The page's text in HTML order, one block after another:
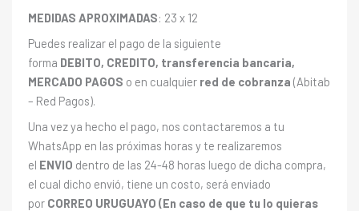
MEDIDAS APROXIMADAS: 23 x 12
Puedes realizar el pago de la siguiente
forma DEBITO, CREDITO, transferencia bancaria,
MERCADO PAGOS o en cualquier red de cobranza (Abitab
– Red Pagos).
Una vez ya hecho el pago, nos contactaremos a tu
WhatsApp en las próximas horas y te realizaremos
el ENVIO dentro de las 24-48 horas luego de dicha compra,
el cual dicho envió, tiene un costo, será enviado
por CORREO URUGUAYO (En caso de que tu lo quieras